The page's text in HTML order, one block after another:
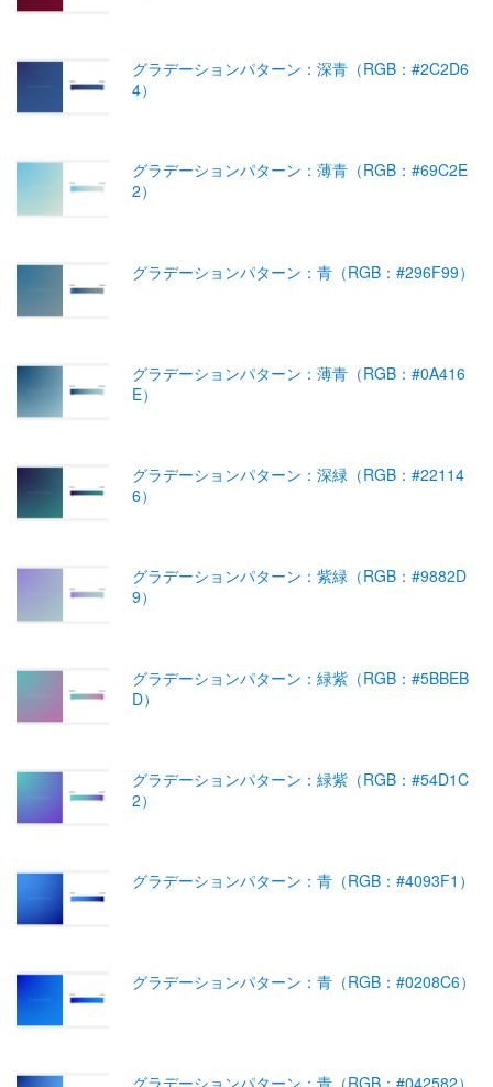
グラデーションパターン：深青（RGB：#2C2D6
4）
グラデーションパターン：薄青（RGB：#69C2E
2）
グラデーションパターン：青（RGB：#296F99）
グラデーションパターン：薄青（RGB：#0A416
E）
グラデーションパターン：深緑（RGB：#22114
6）
グラデーションパターン：紫緑（RGB：#9882D
9）
グラデーションパターン：緑紫（RGB：#5BBEB
D）
グラデーションパターン：緑紫（RGB：#54D1C
2）
グラデーションパターン：青（RGB：#4093F1）
グラデーションパターン：青（RGB：#0208C6）